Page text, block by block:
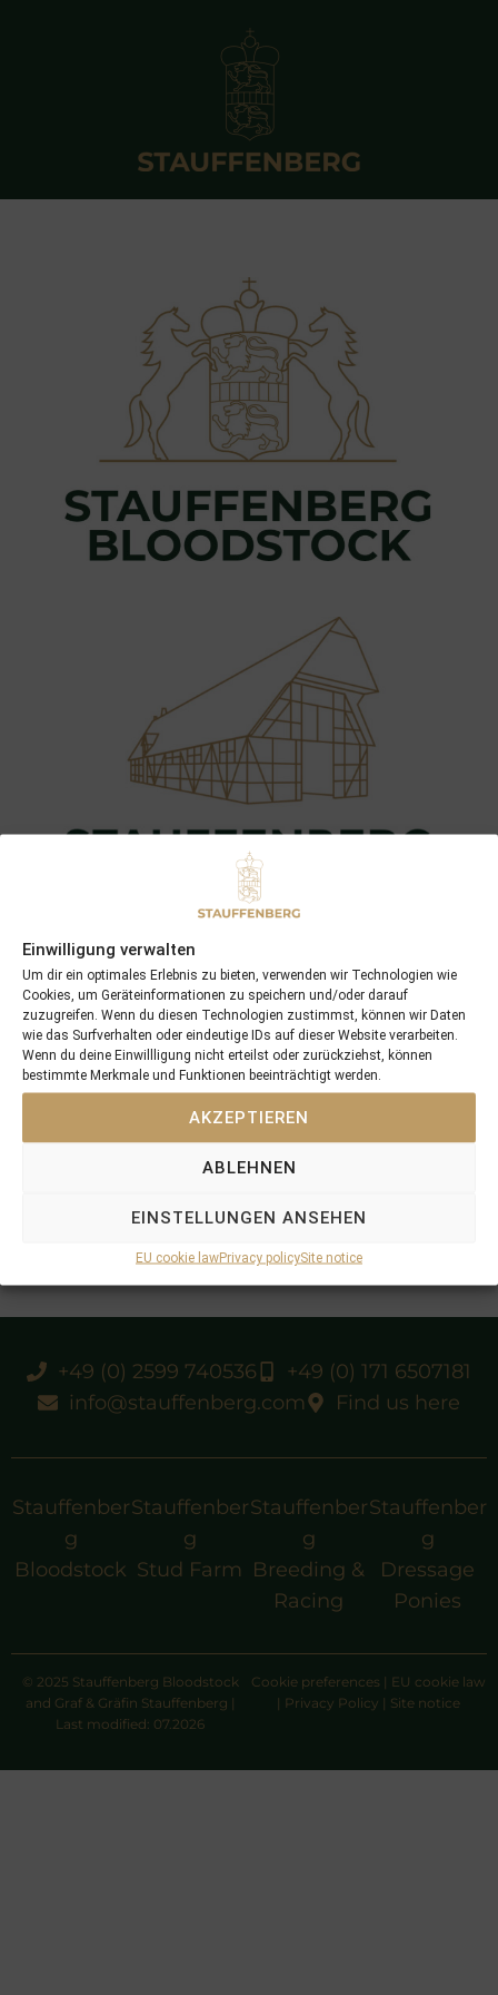
Einwilligung verwalten
Um dir ein optimales Erlebnis zu bieten, verwenden wir Technologien wie
Cookies, um Geräteinformationen zu speichern und/oder darauf
zuzugreifen. Wenn du diesen Technologien zustimmst, können wir Daten
wie das Surfverhalten oder eindeutige IDs auf dieser Website verarbeiten.
Wenn du deine Einwillligung nicht erteilst oder zurückziehst, können
bestimmte Merkmale und Funktionen beeinträchtigt werden.
AKZEPTIEREN
ABLEHNEN
EINSTELLUNGEN ANSEHEN
EU cookie lawPrivacy policySite notice
+49 (0) 2599 740536
+49 (0) 171 6507181
info@stauffenberg.com
Find us here
Stauffenber
g
Bloodstock
Stauffenber
g
Stud Farm
Stauffenber
g
Breeding &
Racing
Stauffenber
g
Dressage
Ponies
© 2025 Stauffenberg Bloodstock
and Graf & Gräfin Stauffenberg |
Last modified: 07.2026
Cookie preferences | EU cookie law
| Privacy Policy | Site notice